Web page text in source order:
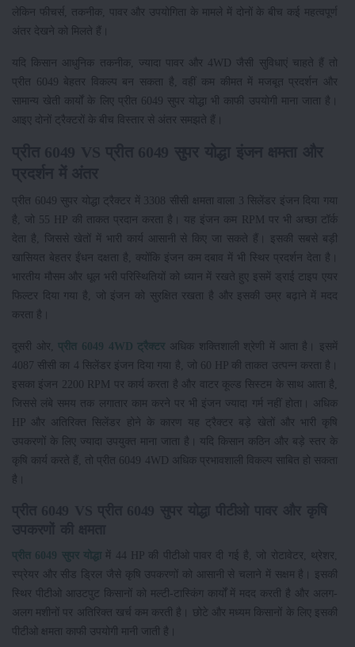
लेकिन फीचर्स, तकनीक, पावर और उपयोगिता के मामले में दोनों के बीच कई महत्वपूर्ण
अंतर देखने को मिलते हैं।
यदि किसान आधुनिक तकनीक, ज्यादा पावर और 4WD जैसी सुविधाएं चाहते हैं तो
प्रीत 6049 बेहतर विकल्प बन सकता है, वहीं कम कीमत में मजबूत प्रदर्शन और
सामान्य खेती कार्यों के लिए प्रीत 6049 सुपर योद्धा भी काफी उपयोगी माना जाता है।
आइए दोनों ट्रैक्टरों के बीच विस्तार से अंतर समझते हैं।
प्रीत 6049 सुपर योद्धा ट्रैक्टर में 3308 सीसी क्षमता वाला 3 सिलेंडर इंजन दिया गया
है, जो 55 HP की ताकत प्रदान करता है। यह इंजन कम RPM पर भी अच्छा टॉर्क
देता है, जिससे खेतों में भारी कार्य आसानी से किए जा सकते हैं। इसकी सबसे बड़ी
खासियत बेहतर ईंधन दक्षता है, क्योंकि इंजन कम दबाव में भी स्थिर प्रदर्शन देता है।
भारतीय मौसम और धूल भरी परिस्थितियों को ध्यान में रखते हुए इसमें ड्राई टाइप एयर
फिल्टर दिया गया है, जो इंजन को सुरक्षित रखता है और इसकी उम्र बढ़ाने में मदद
करता है।
दूसरी ओर,प्रीत 6049 4WD ट्रैक्टर अधिक शक्तिशाली श्रेणी में आता है। इसमें
4087 सीसी का 4 सिलेंडर इंजन दिया गया है, जो 60 HP की ताकत उत्पन्न करता है।
इसका इंजन 2200 RPM पर कार्य करता है और वाटर कूल्ड सिस्टम के साथ आता है,
जिससे लंबे समय तक लगातार काम करने पर भी इंजन ज्यादा गर्म नहीं होता। अधिक
HP और अतिरिक्त सिलेंडर होने के कारण यह ट्रैक्टर बड़े खेतों और भारी कृषि
उपकरणों के लिए ज्यादा उपयुक्त माना जाता है। यदि किसान कठिन और बड़े स्तर के
कृषि कार्य करते हैं, तो प्रीत 6049 4WD अधिक प्रभावशाली विकल्प साबित हो सकता
है।
प्रीत 6049 सुपर योद्धा में 44 HP की पीटीओ पावर दी गई है, जो रोटावेटर, थ्रेशर,
स्प्रेयर और सीड ड्रिल जैसे कृषि उपकरणों को आसानी से चलाने में सक्षम है। इसकी
स्थिर पीटीओ आउटपुट किसानों को मल्टी-टास्किंग कार्यों में मदद करती है और अलग-
अलग मशीनों पर अतिरिक्त खर्च कम करती है। छोटे और मध्यम किसानों के लिए इसकी
पीटीओ क्षमता काफी उपयोगी मानी जाती है।